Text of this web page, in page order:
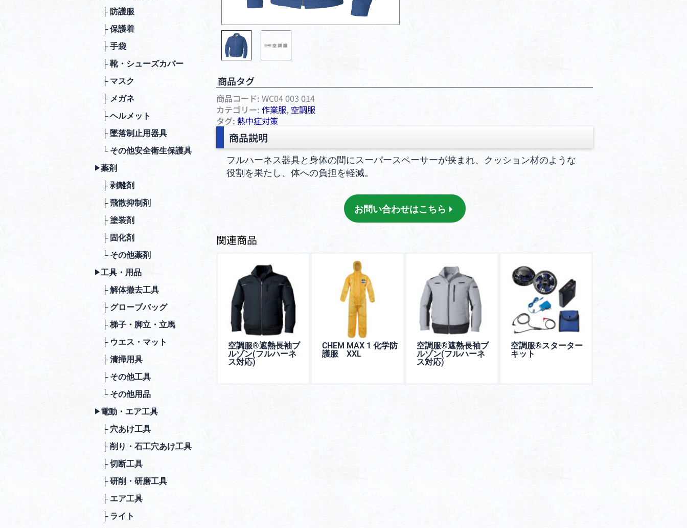
├ 防護服
├ 保護着
├ ⼿袋
├ 靴・シューズカバー
├ マスク
├ メガネ
├ ヘルメット
├ 墜落制⽌⽤器具
└ その他安全衛⽣保護具
▶︎薬剤
├ 剥離剤
├ ⾶散抑制剤
├ 塗装剤
├ 固化剤
└ その他薬剤
▶︎⼯具・⽤品
├ 解体撤去⼯具
├ グローブバッグ
├ 梯⼦・脚⽴・⽴⾺
├ ウエス・マット
├ 清掃⽤具
├ その他⼯具
└ その他⽤品
▶︎ 電動・エア⼯具
├ ⽳あけ⼯具
├ 削り・⽯⼯⽳あけ⼯具
├ 切断⼯具
├ 研削・研磨⼯具
├ エア⼯具
├ ライト
商品タグ
商品コード:WC04 003 014
カテゴリー:作業服, 空調服
タグ:熱中症対策
商品説明
フルハーネス器具と身体の間にスーパースペーサーが挟まれ、クッション材のような
役割を果たし、体への負担を軽減。
お問い合わせはこちら
関連商品
空調服®︎遮熱長袖ブ
ルゾン(フルハーネ
ス対応)
CHEM MAX 1 化学防
護服 XXL
空調服®︎遮熱長袖ブ
ルゾン(フルハーネ
ス対応)
空調服®︎スターター
キット